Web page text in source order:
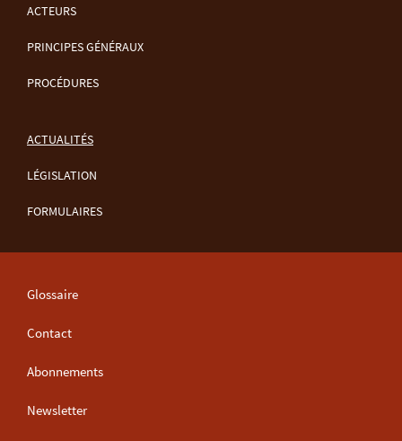
MENU
DE
ACTEURS
PRINCIPES GÉNÉRAUX
PROCÉDURES
ACTUALITÉS
LÉGISLATION
FORMULAIRES
Glossaire
Contact
Abonnements
Newsletter